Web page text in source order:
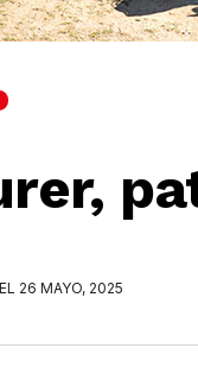
26 MAYO, 2025